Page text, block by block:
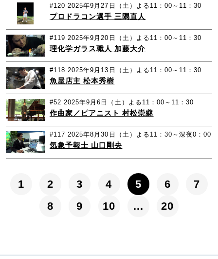
#120 2025年9月27日（土）よる11：00～11：30
プロドラコン選手 三隅直人
#119 2025年9月20日（土）よる11：00～11：30
理化学ガラス職人 加藤大介
#118 2025年9月13日（土）よる11：00～11：30
魚屋店主 松本秀樹
#52 2025年9月6日（土）よる11：00～11：30
作曲家／ピアニスト 村松崇継
#117 2025年8月30日（土）よる11：30～深夜0：00
気象予報士 山口剛央
1 2 3 4 5 6
7
8
9 10 … 20